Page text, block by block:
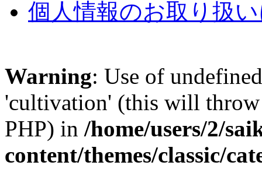
個人情報のお取り扱
Warning: Use of
'cultivation' (this will
PHP) in /home/users/2/
content/themes/classic/